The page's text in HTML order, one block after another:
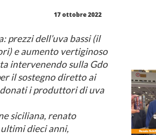
17 ottobre 2022
prezzi dell’uva bassi (il
e aumento vertiginoso
intervenendo sulla Gdo
il sostegno diretto ai
i produttori di uva
siciliana, renato
dieci anni,